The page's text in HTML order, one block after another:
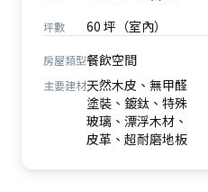
坪數 60 坪（室內）
房屋類型餐飲空間
主要建材天然木皮、無甲醛
塗裝、鍍鈦、特殊
玻璃、漂浮木材、
皮革、超耐磨地板